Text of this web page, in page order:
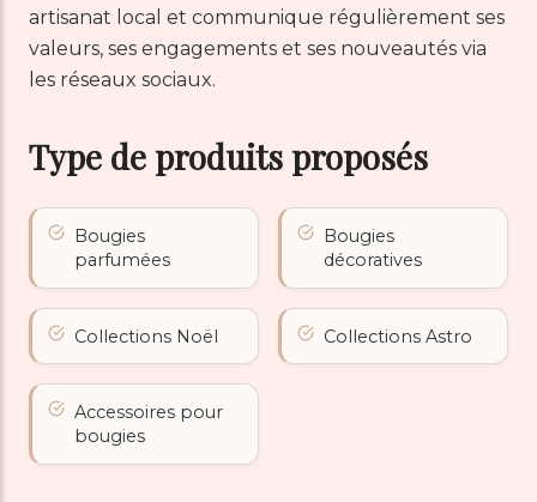
artisanat local et communique régulièrement ses
valeurs, ses engagements et ses nouveautés via
les réseaux sociaux.
Type de produits proposés
Bougies
parfumées
Bougies
décoratives
Collections Noël Collections Astro
Accessoires pour
bougies